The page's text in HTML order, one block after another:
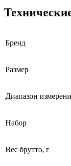
Бренд
Размер
Диапазон
Набор
Вес брутто, г